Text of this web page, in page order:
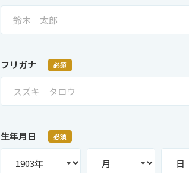
フリガナ 必須
生年月日 必須